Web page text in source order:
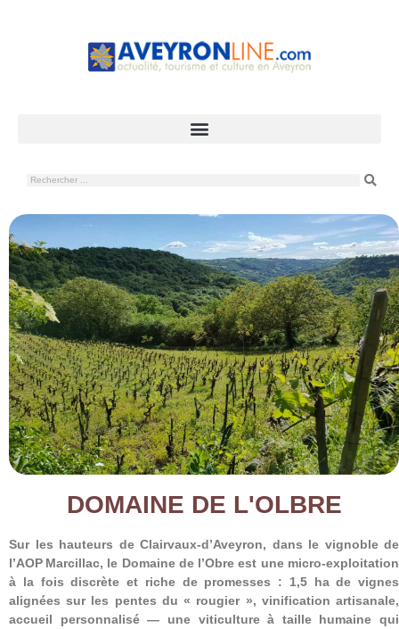
DOMAINE DE L'OLBRE
Sur les hauteurs de Clairvaux-d’Aveyron, dans le vignoble de
l’AOP Marcillac, le Domaine de l’Obre est une micro‐exploitation
à la fois discrète et riche de promesses : 1,5 ha de vignes
alignées sur les pentes du « rougier », vinification artisanale,
accueil personnalisé — une viticulture à taille humaine qui